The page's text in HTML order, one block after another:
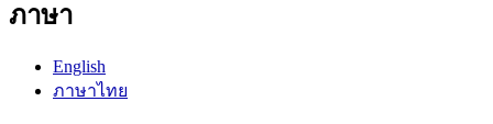
ภาษา
English
ภาษาไทย